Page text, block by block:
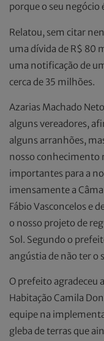
porque o seu negócio
Relatou, sem citar
uma dívida de R$ 80
uma notificação de
cerca de 35 milhões.
Azarias Machado
alguns vereadores,
alguns arranhões,
nosso conhecimento
importantes para a
imensamente a
Fábio Vasconcelos e
o nosso projeto de
Sol. Segundo o
angústia de não ter o
O prefeito agradeceu
Habitação Camila
equipe na
gleba de terras que